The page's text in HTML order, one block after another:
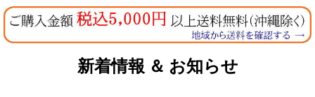
新着情報 ＆ お知らせ